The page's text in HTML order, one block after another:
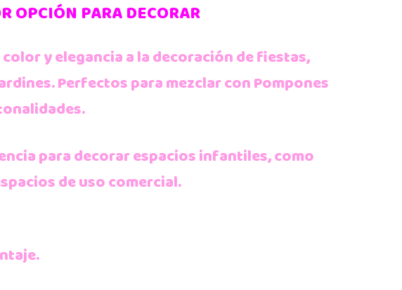
OPCIÓN PARA DECORAR
y elegancia a la decoración de fiestas,
Perfectos para mezclar con Pompones
para decorar espacios infantiles, como
de uso comercial.